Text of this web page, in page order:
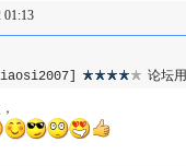
01:13
论坛